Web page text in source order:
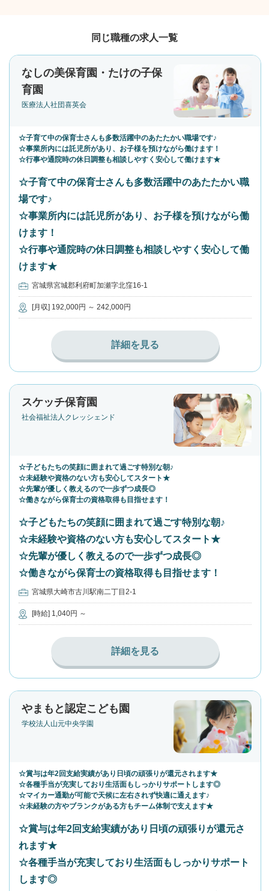
同じ職種の求人一覧
なしの美保育園・たけの子保
育園
医療法人社団喜英会
☆子育て中の保育士さんも多数活躍中のあたたかい職場です♪
☆事業所内には託児所があり、お子様を預けながら働けます！
☆行事や通院時の休日調整も相談しやすく安心して働けます★
☆子育て中の保育士さんも多数活躍中のあたたかい職
場です♪
☆事業所内には託児所があり、お子様を預けながら働
けます！
☆行事や通院時の休日調整も相談しやすく安心して働
けます★
宮城県宮城郡利府町加瀬字北窪16-1
[月収] 192,000円 ～ 242,000円
詳細を見る
スケッチ保育園
社会福祉法人クレッシェンド
☆子どもたちの笑顔に囲まれて過ごす特別な朝♪
☆未経験や資格のない方も安心してスタート★
☆先輩が優しく教えるので一歩ずつ成長◎
☆働きながら保育士の資格取得も目指せます！
☆子どもたちの笑顔に囲まれて過ごす特別な朝♪
☆未経験や資格のない方も安心してスタート★
☆先輩が優しく教えるので一歩ずつ成長◎
☆働きながら保育士の資格取得も目指せます！
宮城県大崎市古川駅南二丁目2-1
[時給] 1,040円 ～
詳細を見る
やまもと認定こども園
学校法人山元中央学園
☆賞与は年2回支給実績があり日頃の頑張りが還元されます★
☆各種手当が充実しており生活面もしっかりサポートします◎
☆マイカー通勤が可能で天候に左右されず快適に通えます♪
☆未経験の方やブランクがある方もチーム体制で支えます★
☆賞与は年2回支給実績があり日頃の頑張りが還元さ
れます★
☆各種手当が充実しており生活面もしっかりサポート
します◎